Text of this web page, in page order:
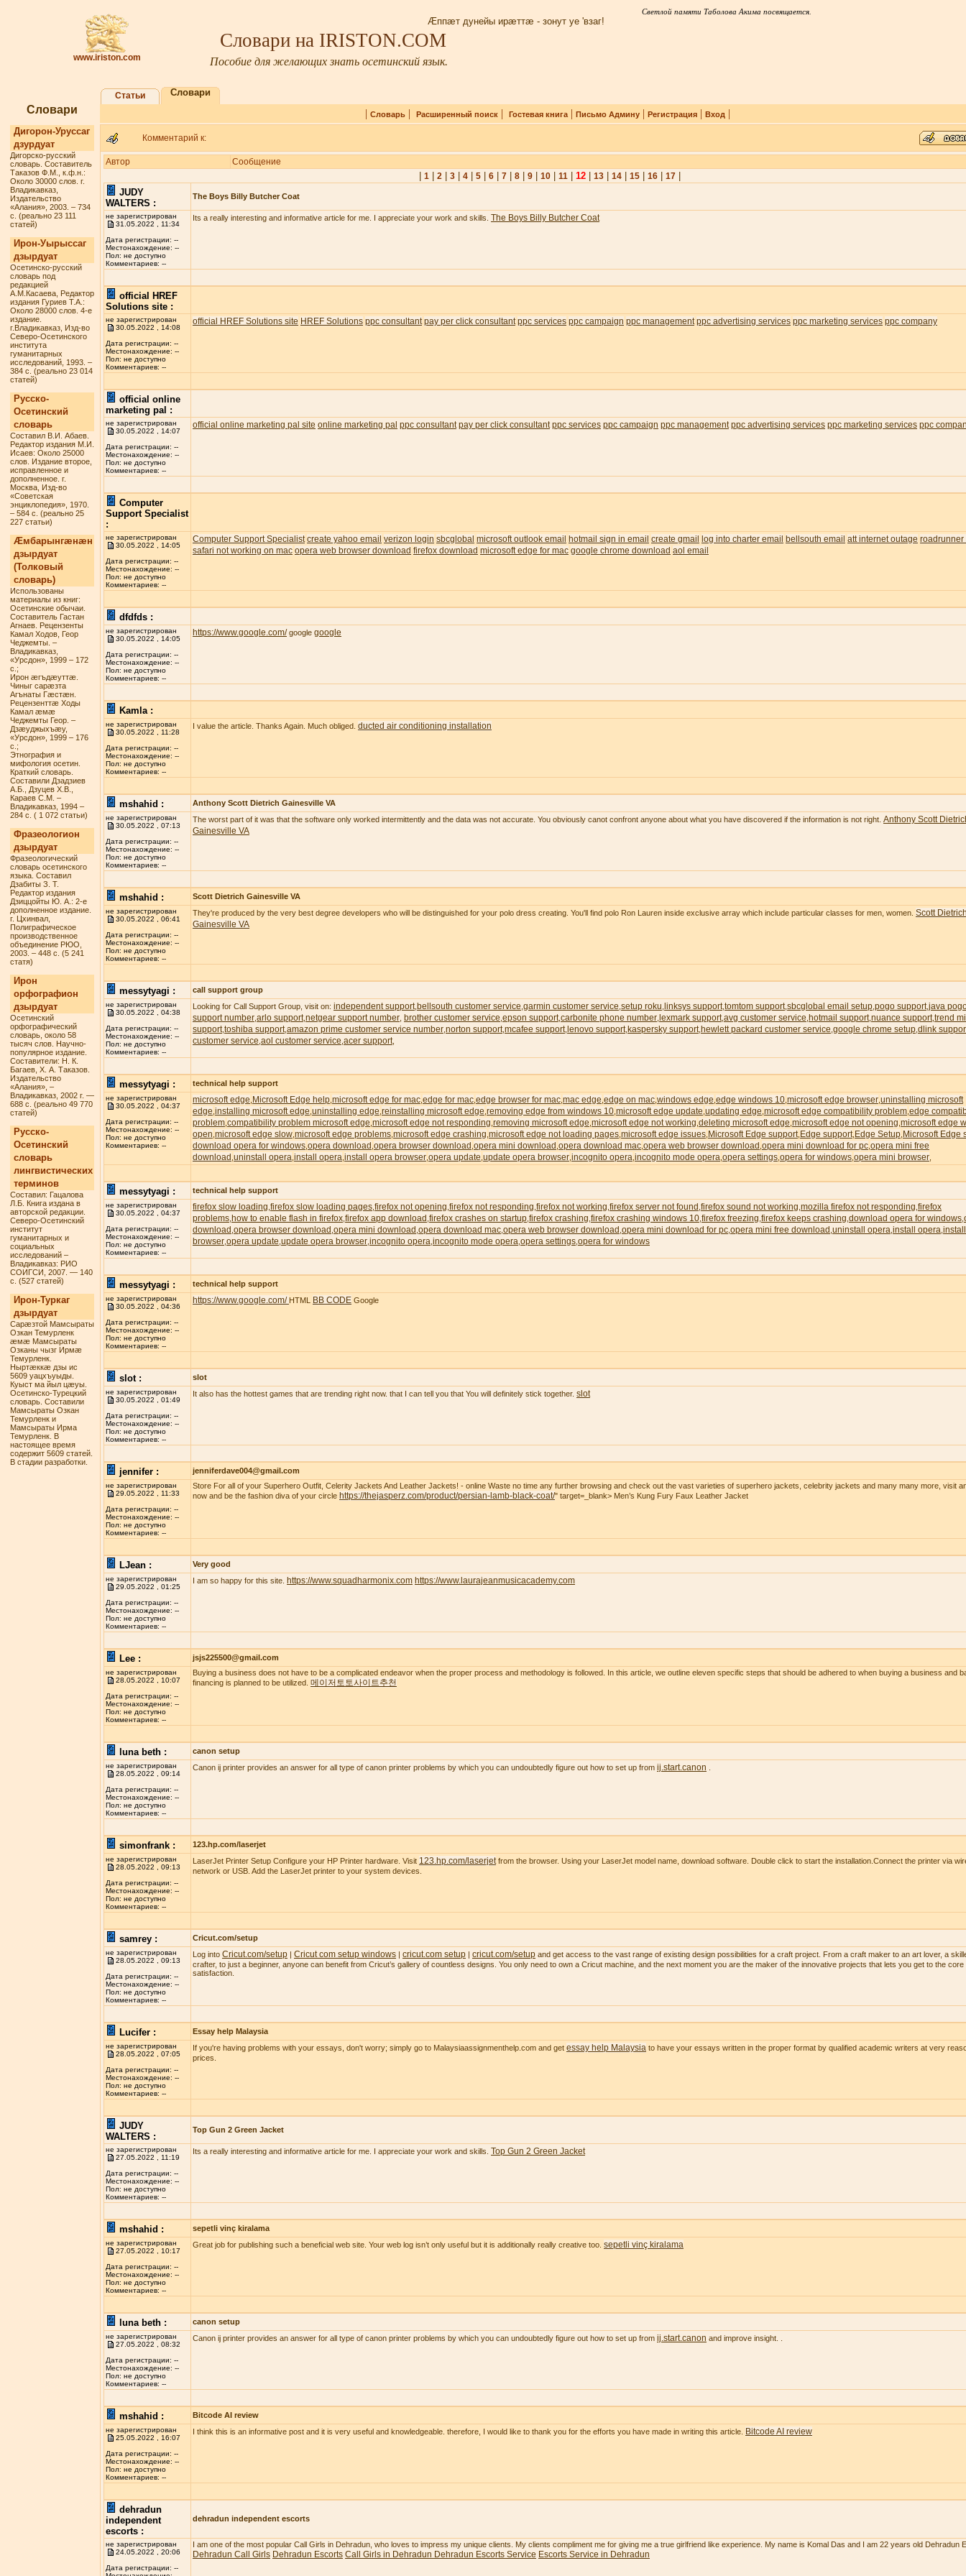
www.iriston.com
Светлой памяти Таболова Акима посвящается.
Æппæт дунейы ирæттæ - зонут уе 'взаг!
Словари на IRISTON.COM
Пособие для желающих знать осетинский язык.
Словари
Дигорон-Уруссаг
дзурдуат
Дигорско-русский
словарь. Составитель
Таказов Ф.М., к.ф.н.:
Около 30000 слов. г.
Владикавказ,
Издательство
«Алания», 2003. – 734
с. (реально 23 111
статей)
Ирон-Уырыссаг
дзырдуат
Осетинско-русский
словарь под
редакцией
А.М.Касаева, Редактор
издания Гуриев Т.А.:
Около 28000 слов. 4-е
издание.
г.Владикавказ, Изд-во
Северо-Осетинского
института
гуманитарных
исследований, 1993. –
384 с. (реально 23 014
статей)
Русско-
Осетинский
словарь
Составил В.И. Абаев.
Редактор издания М.И.
Исаев: Около 25000
слов. Издание второе,
исправленное и
дополненное. г.
Москва, Изд-во
«Советская
энциклопедия», 1970.
– 584 с. (реально 25
227 статьи)
Æмбарынгæнæн
дзырдуат
(Толковый
словарь)
Использованы
материалы из книг:
Осетинские обычаи.
Составитель Гастан
Агнаев. Рецензенты
Камал Ходов, Геор
Чеджемты. –
Владикавказ,
«Урсдон», 1999 – 172
с.;
Ирон æгъдæуттæ.
Чиныг сарæзта
Агънаты Гæстæн.
Рецензенттæ Ходы
Камал æмæ
Чеджемты Геор. –
Дзæуджыхъæу,
«Урсдон», 1999 – 176
с.;
Этнография и
мифология осетин.
Краткий словарь.
Составили Дзадзиев
А.Б., Дзуцев Х.В.,
Караев С.М. –
Владикавказ, 1994 –
284 с. ( 1 072 статьи)
Фразеологион
дзырдуат
Фразеологический
словарь осетинского
языка. Составил
Дзабиты З. Т.
Редактор издания
Дзиццойты Ю. А.: 2-е
дополненное издание.
г. Цхинвал,
Полиграфическое
производственное
объединение РЮО,
2003. – 448 с. (5 241
статя)
Ирон
орфографион
дзырдуат
Осетинский
орфографический
словарь, около 58
тысяч слов. Научно-
популярное издание.
Составители: Н. К.
Багаев, Х. А. Таказов.
Издательство
«Алания», –
Владикавказ, 2002 г. —
688 с. (реально 49 770
статей)
Русско-
Осетинский
словарь
лингвистических
терминов
Составил: Гацалова
Л.Б. Книга издана в
авторской редакции.
Северо-Осетинский
институт
гуманитарных и
социальных
исследований –
Владикавказ: РИО
СОИГСИ, 2007. — 140
с. (527 статей)
Ирон-Туркаг
дзырдуат
Сарæзтой Мамсыраты
Озкан Темурленк
æмæ Мамсыраты
Озканы чызг Ирмæ
Темурленк.
Ныртæккæ дзы ис
5609 уацхъуыды.
Куыст ма йыл цæуы.
Осетинско-Турецкий
словарь. Составили
Мамсыраты Озкан
Темурленк и
Мамсыраты Ирма
Темурленк. В
настоящее время
содержит 5609 статей.
В стадии разработки.
Статьи Словари
| Словарь | Расширенный поиск | Гостевая книга | Письмо Админу | Регистрация | Вход |
Комментарий к:
Автор Сообщение
1 2 3 4 5 6 7 8 9 10 11 12 13 14 15 16 17
JUDY
WALTERS :
The Boys Billy Butcher Coat
не зарегистрирован
31.05.2022 , 11:34
Дата регистрации: --
Местонахождение: --
Пол: не доступно
Комментариев: --
Its a really interesting and informative article for me. I appreciate your work and skills. The Boys Billy Butcher Coat
official HREF
Solutions site :
не зарегистрирован
30.05.2022 , 14:08
Дата регистрации: --
Местонахождение: --
Пол: не доступно
Комментариев: --
official HREF Solutions site HREF Solutions ppc consultant pay per click consultant ppc services ppc campaign ppc management ppc advertising services ppc marketing services ppc company
official online
marketing pal :
не зарегистрирован
30.05.2022 , 14:07
Дата регистрации: --
Местонахождение: --
Пол: не доступно
Комментариев: --
official online marketing pal site online marketing pal ppc consultant pay per click consultant ppc services ppc campaign ppc management ppc advertising services ppc marketing services ppc
Computer
Support Specialist
:
не зарегистрирован
30.05.2022 , 14:05
Дата регистрации: --
Местонахождение: --
Пол: не доступно
Комментариев: --
Computer Support Specialist create yahoo email verizon login sbcglobal microsoft outlook email hotmail sign in email create gmail log into charter email bellsouth email att internet outage roadrunner
safari not working on mac opera web browser download firefox download microsoft edge for mac google chrome download aol email
dfdfds :
не зарегистрирован
30.05.2022 , 14:05
Дата регистрации: --
Местонахождение: --
Пол: не доступно
Комментариев: --
https://www.google.com/google google
Kamla :
не зарегистрирован
30.05.2022 , 11:28
Дата регистрации: --
Местонахождение: --
Пол: не доступно
Комментариев: --
I value the article. Thanks Again. Much obliged. ducted air conditioning installation
mshahid : Anthony Scott Dietrich Gainesville VA
не зарегистрирован
30.05.2022 , 07:13
Дата регистрации: --
Местонахождение: --
Пол: не доступно
Комментариев: --
The worst part of it was that the software only worked intermittently and the data was not accurate. You obviously canot confront anyone about what you have discovered if the information is not right. Anthony Scott
Gainesville VA
mshahid : Scott Dietrich Gainesville VA
не зарегистрирован
30.05.2022 , 06:41
Дата регистрации: --
Местонахождение: --
Пол: не доступно
Комментариев: --
They're produced by the very best degree developers who will be distinguished for your polo dress creating. You'll find polo Ron Lauren inside exclusive array which include particular classes for men, women. Scott
Gainesville VA
messytyagi : call support group
не зарегистрирован
30.05.2022 , 04:38
Дата регистрации: --
Местонахождение: --
Пол: не доступно
Комментариев: --
Looking for Call Support Group, visit on: independent support, bellsouth customer service garmin customer service setup roku linksys support,tomtom support,sbcglobal email setup pogo support,java
support number arlo support,netgear support number brother customer service epson support,carbonite phone number lexmark support,avg customer service hotmail support,nuance support,trend
support,toshiba support,amazon prime customer service number norton support,mcafee support, lenovo support, kaspersky support, hewlett packard customer service google chrome setup dlink
customer service aol customer service acer support,
messytyagi : technical help support
не зарегистрирован
30.05.2022 , 04:37
Дата регистрации: --
Местонахождение: --
Пол: не доступно
Комментариев: --
microsoft edge Microsoft Edge help microsoft edge for mac edge for mac edge browser for mac mac edge edge on mac windows edge edge windows 10 microsoft edge browser uninstalling microsoft
edge installing microsoft edge uninstalling edge reinstalling microsoft edge removing edge from windows 10 microsoft edge update updating edge microsoft edge compatibility problem edge
problem compatibility problem microsoft edge microsoft edge not responding removing microsoft edge microsoft edge not working deleting microsoft edge microsoft edge not opening microsoft edge
open microsoft edge slow microsoft edge problems microsoft edge crashing microsoft edge not loading pages microsoft edge issues Microsoft Edge support Edge support Edge Setup Microsoft Edge
download opera for windows opera download opera browser download opera mini download opera download mac opera web browser download opera mini download for pc opera mini free
download uninstall opera install opera install opera browser opera update update opera browser incognito opera incognito mode opera opera settings opera for windows opera mini browser
messytyagi : technical help support
не зарегистрирован
30.05.2022 , 04:37
Дата регистрации: --
Местонахождение: --
Пол: не доступно
Комментариев: --
firefox slow loading firefox slow loading pages firefox not opening firefox not responding firefox not working firefox server not found firefox sound not working mozilla firefox not responding firefox
problems how to enable flash in firefox firefox app download firefox crashes on startup firefox crashing firefox crashing windows 10 firefox freezing firefox keeps crashing download opera for windows
download opera browser download opera mini download opera download mac opera web browser download opera mini download for pc opera mini free download uninstall opera install opera
browser opera update update opera browser incognito opera incognito mode opera opera settings opera for windows
messytyagi : technical help support
не зарегистрирован
30.05.2022 , 04:36
Дата регистрации: --
Местонахождение: --
Пол: не доступно
Комментариев: --
https://www.google.com/ HTML BB CODE Google
slot : slot
не зарегистрирован
30.05.2022 , 01:49
Дата регистрации: --
Местонахождение: --
Пол: не доступно
Комментариев: --
It also has the hottest games that are trending right now. that I can tell you that You will definitely stick together. slot
jennifer : jenniferdave004@gmail.com
не зарегистрирован
29.05.2022 , 11:33
Дата регистрации: --
Местонахождение: --
Пол: не доступно
Комментариев: --
Store For all of your Superhero Outfit, Celerity Jackets And Leather Jackets! - online Waste no time any further browsing and check out the vast varieties of superhero jackets, celebrity jackets and many many more, visit
now and be the fashion diva of your circle https://thejasperz.com/product/persian-lamb-black-coat/" target=_blank> Men’s Kung Fury Faux Leather Jacket
LJean : Very good
не зарегистрирован
29.05.2022 , 01:25
Дата регистрации: --
Местонахождение: --
Пол: не доступно
Комментариев: --
I am so happy for this site. https://www.squadharmonix.com https://www.laurajeanmusicacademy.com
Lee : jsjs225500@gmail.com
не зарегистрирован
28.05.2022 , 10:07
Дата регистрации: --
Местонахождение: --
Пол: не доступно
Комментариев: --
Buying a business does not have to be a complicated endeavor when the proper process and methodology is followed. In this article, we outline eleven specific steps that should be adhered to when buying a business and
financing is planned to be utilized. 메이저토토사이트추천
luna beth : canon setup
не зарегистрирован
28.05.2022 , 09:14
Дата регистрации: --
Местонахождение: --
Пол: не доступно
Комментариев: --
Canon ij printer provides an answer for all type of canon printer problems by which you can undoubtedly figure out how to set up from ij.start.canon
simonfrank : 123.hp.com/laserjet
не зарегистрирован
28.05.2022 , 09:13
Дата регистрации: --
Местонахождение: --
Пол: не доступно
Комментариев: --
LaserJet Printer Setup Configure your HP Printer hardware. Visit 123.hp.com/laserjet from the browser. Using your LaserJet model name, download software. Double click to start the installation.Connect the printer via
network or USB. Add the LaserJet printer to your system devices.
samrey : Cricut.com/setup
не зарегистрирован
28.05.2022 , 09:13
Дата регистрации: --
Местонахождение: --
Пол: не доступно
Комментариев: --
Log into Cricut.com/setup | Cricut com setup windows | cricut.com setup | cricut.com/setup and get access to the vast range of existing design possibilities for a craft project. From a craft maker to an art lover, a
crafter, to just a beginner, anyone can benefit from Cricut’s gallery of countless designs. You only need to own a Cricut machine, and the next moment you are the maker of the innovative projects that lets you get to the core
satisfaction.
Lucifer : Essay help Malaysia
не зарегистрирован
28.05.2022 , 07:05
Дата регистрации: --
Местонахождение: --
Пол: не доступно
Комментариев: --
If you're having problems with your essays, don't worry; simply go to Malaysiaassignmenthelp.com and get essay help Malaysia to have your essays written in the proper format by qualified academic writers at very
prices.
JUDY
WALTERS :
Top Gun 2 Green Jacket
не зарегистрирован
27.05.2022 , 11:19
Дата регистрации: --
Местонахождение: --
Пол: не доступно
Комментариев: --
Its a really interesting and informative article for me. I appreciate your work and skills. Top Gun 2 Green Jacket
mshahid : sepetli vinç kiralama
не зарегистрирован
27.05.2022 , 10:17
Дата регистрации: --
Местонахождение: --
Пол: не доступно
Комментариев: --
Great job for publishing such a beneficial web site. Your web log isn’t only useful but it is additionally really creative too. sepetli vinç kiralama
luna beth : canon setup
не зарегистрирован
27.05.2022 , 08:32
Дата регистрации: --
Местонахождение: --
Пол: не доступно
Комментариев: --
Canon ij printer provides an answer for all type of canon printer problems by which you can undoubtedly figure out how to set up from ij.start.canon and improve insight. .
mshahid : Bitcode AI review
не зарегистрирован
25.05.2022 , 16:07
Дата регистрации: --
Местонахождение: --
Пол: не доступно
Комментариев: --
I think this is an informative post and it is very useful and knowledgeable. therefore, I would like to thank you for the efforts you have made in writing this article. Bitcode AI review
dehradun
independent
escorts :
dehradun independent escorts
не зарегистрирован
24.05.2022 , 20:06
Дата регистрации: --
I am one of the most popular Call Girls in Dehradun, who loves to impress my unique clients. My clients compliment me for giving me a true girlfriend like experience. My name is Komal Das and I am 22 years old Dehradun
Dehradun Call Girls Dehradun Escorts Call Girls in Dehradun Dehradun Escorts Service Escorts Service in Dehradun